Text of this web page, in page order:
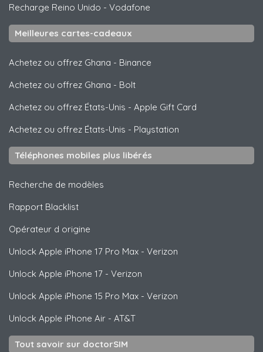
Recharge Reino Unido - Vodafone
Meilleures cartes-cadeaux
Achetez ou offrez Ghana - Binance
Achetez ou offrez Ghana - Bolt
Achetez ou offrez États-Unis - Apple Gift Card
Achetez ou offrez États-Unis - Playstation
Téléphones mobiles plus libérés
Recherche de modèles
Rapport Blacklist
Opérateur d origine
Unlock Apple iPhone 17 Pro Max - Verizon
Unlock Apple iPhone 17 - Verizon
Unlock Apple iPhone 15 Pro Max - Verizon
Unlock Apple iPhone Air - AT&T
Tout savoir sur doctorSIM